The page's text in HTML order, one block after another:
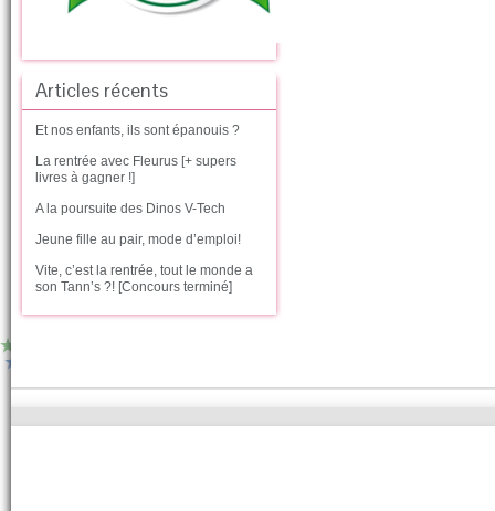
Articles récents
Et nos enfants, ils sont épanouis ?
La rentrée avec Fleurus [+ supers
livres à gagner !]
A la poursuite des Dinos V-Tech
Jeune fille au pair, mode d’emploi!
Vite, c’est la rentrée, tout le monde a
son Tann’s ?! [Concours terminé]